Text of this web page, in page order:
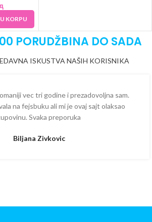
KORPU
PORUDŽBINA DO SADA
ISKUSTVA NAŠIH KORISNIKA
vec tri godine i prezadovoljna sam.
na fejsbuku ali mi je ovaj sajt olaksao
Svaka preporuka
Biljana Zivkovic